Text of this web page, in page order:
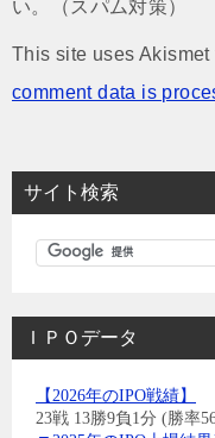
い。（スパム対策）
This site uses Akismet
comment data is
サイト検索
ＩＰＯデータ
【2026年のIPO戦績】
23戦 13勝9負1分 (勝率